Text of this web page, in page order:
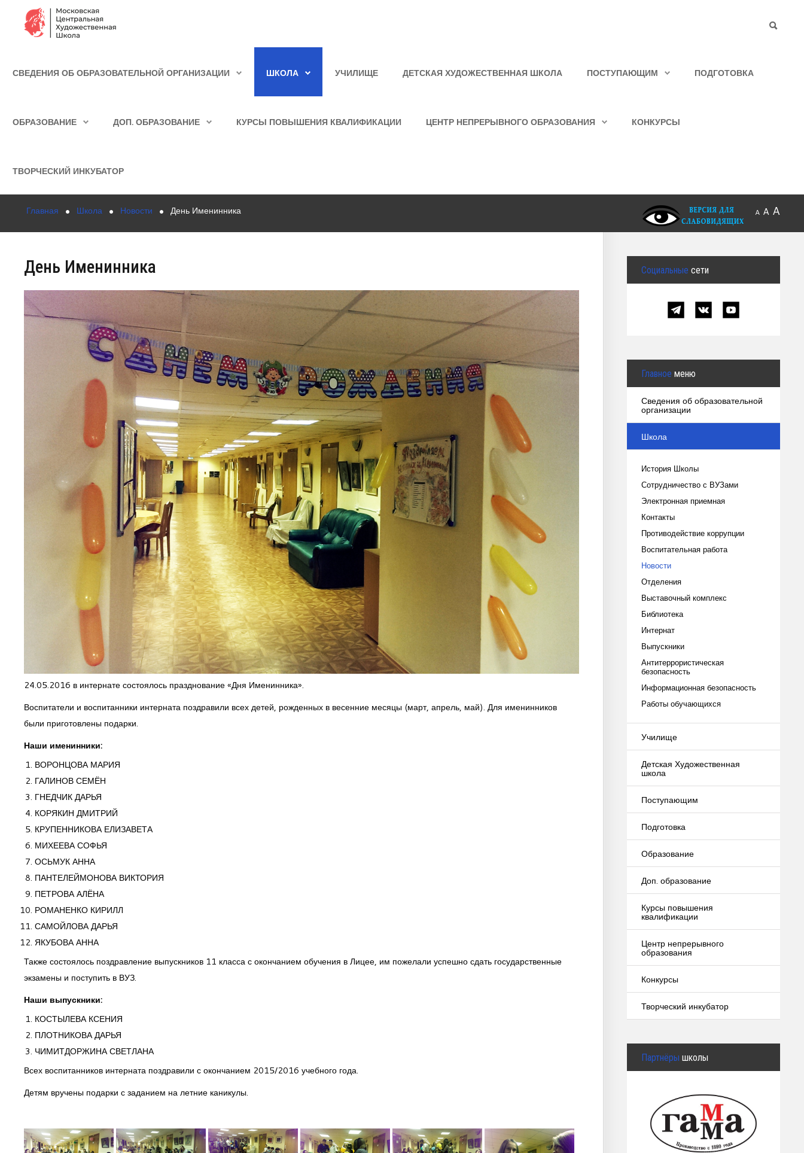
Образование
Курсы повышения квалификации
Центр непрерывного образования
Конкурсы
Творческий инкубатор
СВЕДЕНИЯ ОБ ОБРАЗОВАТЕЛЬНОЙ ОРГАНИЗАЦИИ ШКОЛА УЧИЛИЩЕ ДЕТСКАЯ ХУДОЖЕСТВЕННАЯ ШКОЛА ПОСТУПАЮЩИМ ПОДГОТОВКА
ОБРАЗОВАНИЕ ДОП. ОБРАЗОВАНИЕ КУРСЫ ПОВЫШЕНИЯ КВАЛИФИКАЦИИ ЦЕНТР НЕПРЕРЫВНОГО ОБРАЗОВАНИЯ КОНКУРСЫ
ТВОРЧЕСКИЙ ИНКУБАТОР
Главная Школа Новости День Именинника A A A
День Именинника
24.05.2016 в интернате состоялось празднование «Дня Именинника».
Воспитатели и воспитанники интерната поздравили всех детей, рожденных в весенние месяцы (март, апрель, май). Для именинников
были приготовлены подарки.
Наши именинники:
ВОРОНЦОВА МАРИЯ
ГАЛИНОВ СЕМЁН
ГНЕДЧИК ДАРЬЯ
КОРЯКИН ДМИТРИЙ
КРУПЕННИКОВА ЕЛИЗАВЕТА
МИХЕЕВА СОФЬЯ
ОСЬМУК АННА
ПАНТЕЛЕЙМОНОВА ВИКТОРИЯ
ПЕТРОВА АЛЁНА
РОМАНЕНКО КИРИЛЛ
САМОЙЛОВА ДАРЬЯ
ЯКУБОВА АННА
Также состоялось поздравление выпускников 11 класса с окончанием обучения в Лицее, им пожелали успешно сдать государственные
экзамены и поступить в ВУЗ.
Наши выпускники:
КОСТЫЛЕВА КСЕНИЯ
ПЛОТНИКОВА ДАРЬЯ
ЧИМИТДОРЖИНА СВЕТЛАНА
Всех воспитанников интерната поздравили с окончанием 2015/2016 учебного года.
Детям вручены подарки с заданием на летние каникулы.
Социальные сети
Главное меню
Сведения об образовательной
организации
Школа
История Школы
Сотрудничество с ВУЗами
Электронная приемная
Контакты
Противодействие коррупции
Воспитательная работа
Новости
Отделения
Выставочный комплекс
Библиотека
Интернат
Выпускники
Антитеррористическая
безопасность
Информационная безопасность
Работы обучающихся
Училище
Детская Художественная
школа
Поступающим
Подготовка
Образование
Доп. образование
Курсы повышения
квалификации
Центр непрерывного
образования
Конкурсы
Творческий инкубатор
Партнёры школы